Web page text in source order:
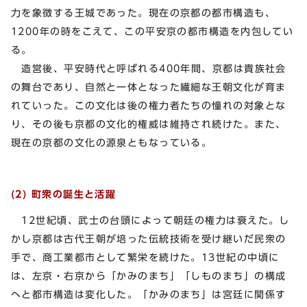
力を象徴する王城であった。現在の京都の都市構造も、
1200年の時をこえて、この平安京の都市構造を内包してい
る。
造営後、平安時代と呼ばれる400年間、京都は貴族社会
の舞台であり、自然と一体となった繊細な王朝文化が育ま
れていった。この文化は後の権力者たちの憧れの対象とな
り、その後も京都の文化的権威は維持され続けた。また、
現在の京都の文化の源泉ともなっている。
(2) 町衆の誕生と活躍
12世紀頃、武士の台頭によって朝廷の権力は衰えた。し
かし京都は古代王朝が培った伝統技術を受け継いだ民衆の
手で、商工業都市として繁栄を続けた。13世紀の中頃に
は、左京・右京から「かみのまち」「しものまち」の構成
へと都市構造は変化した。「かみのまち」は宮廷に関係す